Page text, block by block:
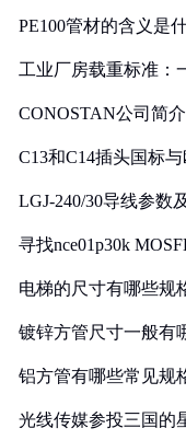
PE100管材的含义是
工业厂房载重标准：
CONOSTAN公司简介
C13和C14插头国标
LGJ-240/30导线参数
寻找nce01p30k
电梯的尺寸有哪些规
镀锌方管尺寸一般有
铝方管有哪些常见规
光线传媒参投三国的